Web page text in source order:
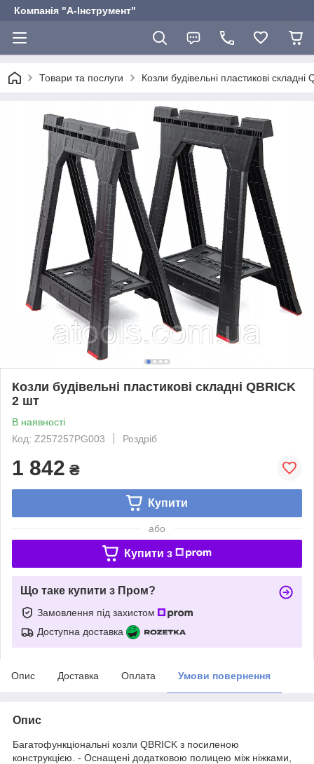
Компанія "А-Інструмент"
Товари та послуги Козли будівельні пластикові
Козли будівельні пластикові складні QBRICK
2 шт
В наявності
Код: Z257257PG003
Роздріб
1 842 ₴
Купити
або
Купити з
Що таке купити з Пром?
Замовлення під захистом
Доступна доставка
Опис Доставка Оплата Умови повернення
Опис
Багатофункціональні козли QBRICK з посиленою
конструкцією. - Оснащені додатковою полицею між ніжками,